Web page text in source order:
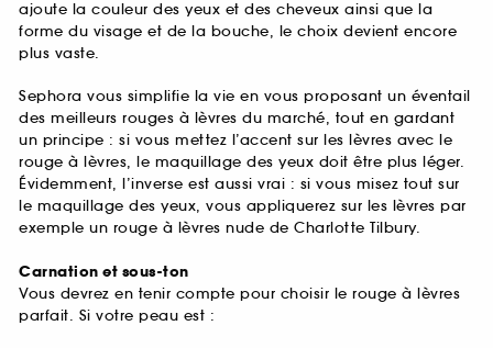
ajoute la couleur des yeux et des cheveux ainsi que la
forme du visage et de la bouche, le choix devient encore
plus vaste.
Sephora vous simplifie la vie en vous proposant un éventail
des meilleurs rouges à lèvres du marché, tout en gardant
un principe : si vous mettez l’accent sur les lèvres avec le
rouge à lèvres, le maquillage des yeux doit être plus léger.
Évidemment, l’inverse est aussi vrai : si vous misez tout sur
le maquillage des yeux, vous appliquerez sur les lèvres par
exemple un rouge à lèvres nude de Charlotte Tilbury.
Carnation et sous-ton
Vous devrez en tenir compte pour choisir le rouge à lèvres
parfait. Si votre peau est :